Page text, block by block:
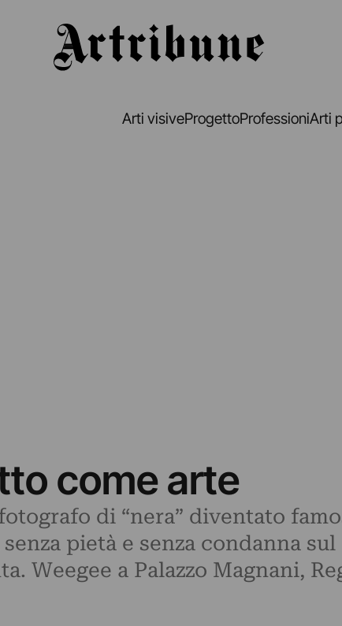
Arti visiveProgettoProfessioniArti
come arte
di “nera” diventato
pietà e senza condanna
Weegee a Palazzo Magnani,